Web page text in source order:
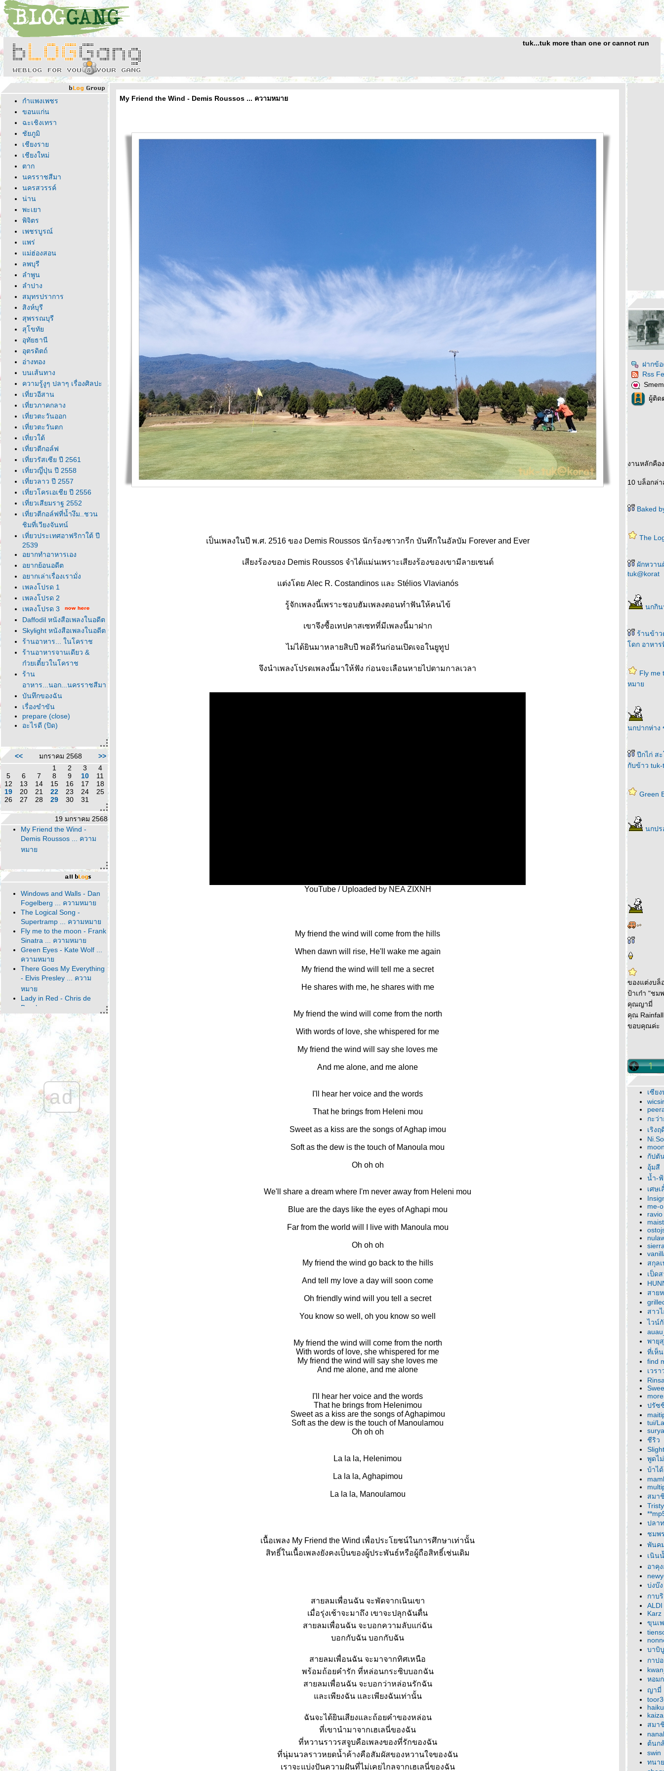
tuk...tuk more than one or cannot run
กำแพงเพชร
ขอนแก่น
ฉะเชิงเทรา
ชัยภูมิ
เชียงรา
เชียงใหม่
ตาก
นครราชสีมา
นครสวรรค์
น่าน
พะเยา
พิจิตร
เพชรบูรณ์
พร่
ม่ฮ่องสอน
ลพบุรี
ลำพูน
ลำปาง
สมุทรปราการ
สิงห์บุรี
สุพรรณบุรี
สุโขทั
อุทัยธานี
อุตรดิตถ์
อ่างทอง
บนเส้นทาง
ความรู้งูๆ ปลาๆ เรื่องศิลปะ
เที่ยวอีสาน
เที่ยวภาคกลาง
เที่ยวตะวันออก
เที่ยวตะวันตก
เที่ยวใต้
เที่ยวตีกอล์ฟ
เที่ยวรัสเซีย ปี 2561
เที่ยวญึ่ปุ่น ปี 2558
เที่ยวลาว ปี 2557
เที่ยวโครเอเชีย ปี 2556
เที่ยวเสียมราฐ 2552
เที่ยวตีกอล์ฟที่น้ำงึม..ชวน
ชิมที่เวียงจันทน์
เที่ยวประเทศอาฟริกาใต้ ปี
2539
อยากทำอาหารเอง
อยากย้อนอดีต
อยากเล่าเรื่องเรามั่ง
เพลงโปรด 1
เพลงโปรด 2
เพลงโปรด 3
Daffodil หนังสือเพลงในอดีต
Skylight หนังสือเพลงในอดีต
ร้านอาหาร... ในโคราช
ร้านอาหารจานเดียว &
ก๋วยเตี๋ยวในโคราช
ร้าน
อาหาร...นอก...นครราชสีมา
บันทึกของฉัน
เรื่องขำขัน
prepare (close)
อะไรดี (ปิด)
<< มกราคม 2568
>>
1
2 3
4
5
6 7 8 9 10
11
12
13 14 15 16 17
18
19
20 21 22 23 24
25
26
27 28 29 30 31
19 มกราคม 2568
My Friend the Wind -
Demis Roussos ... ความ
หมา
Windows and Walls - Dan
Fogelberg ... ความหมา
The Logical Song -
Supertramp ... ความหมา
Fly me to the moon - Frank
Sinatra ... ความหมา
Green Eyes - Kate Wolf ...
ความหมา
There Goes My Everything
- Elvis Presley ... ความ
หมา
Lady in Red - Chris de
Burgh ... ความหมา
World - Bee Gees ... ความ
หมา
Thank You For Loving Me -
Bon Jovi ... ความหมา
I Am... I Said - Neil
Diamond ... ความหมา
Hold Your Head Up High -
Darlingside ... ความหมา
The Way It Is - Bruce
Hornsby ... ความหมา
Gotta Travel On - Billy
Grammer ... ความหมา
I'll See You Again - Westlife
... ความหมา
Ah Robin, Gentle Robin -
เพลงอังกฤษโบราณในยุค
เรเนสซอง ... ความหมา
Right Down the Line -
Gerry Rafferty ...ความหมา
The Green Leaves Of
Summer - The Brothers
Four ... ความหมา
Foolish Heart - Steve Perry
... ความหมา
How Do You Do? - Mouth &
MacNeal ... ความหมา
Mother Like Mine - The
Band Perry ... ความหมา
Goodbye Girl - David Gates
... ความหมา
Woman in Love - The
Three Degrees ... ความ
หมา
When Will I See You Again -
The Three Degrees... ความ
If I Ever See You Again -
Anne Murray ... ความหมา
Somebodys Always Saying
Goodbye - Ann Murray ...
ความหมา
Donna Donna - Joan Baez
... ความหมา
Most of All - B.J. thomus ...
ความหมา
Carry Me , Ohio - Sun Kil
Moon ... ความหมา
Sister Cry - The Jayhawks
... ความหมา
The Impossible Dream
(The Quest) - Josh Groban
... ความหมา
Always - Bon Jovi ... ความ
หมา
Raindrops Keep Fallng On
My Head - B. J. Thomas ...
ความหมา
Never Say Goodbye Again -
Demis Roussos ... ความ
หมา
My Friend the Wind -
Demis Roussos ... ความ
หมา
I Only Want to Be with You -
The Bay City Rollers ...
ความหมา
My Personal Revenge -
Jackson Browne ... ความ
หมา
Merry Christmas - Ed
Sheeran & Elton John
...ตะพาบหลักกิโลเมตรที่ 367
คำอวยพร"
Old Turkey Buzzard - José
Feliciano ... ความหมา
The Guitar Man - Bread ...
ตะพาบหลักกิโลเมตรที่ 366
"อาชีพในฝัน"
You’re Still The One -
Shania Twain ... ความหมา
ad
My Friend the Wind - Demis Roussos ... ความหมา
เป็นเพลงในปี พ.ศ. 2516 ของ Demis Roussos นักร้องชาวกรีก บันทึกในอัลบัม Forever and Ever
เสียงร้องของ Demis Roussos จำได้แม่นเพราะเสียงร้องของเขามีลายเซนต์
ต่งโดย Alec R. Costandinos และ Stélios Vlavianós
รู้จักเพลงนี้เพราะชอบฮัมเพลงตอนทำฟันให้คนไข้
เขาจึงซื้อเทปคาสเซทที่มีเพลงนี้มาฝาก
ไม่ได้ยินมาหลายสิบปี พอดีวันก่อนเปิดเจอในยูทูป
จึงนำเพลงโปรดเพลงนี้มาให้ฟัง ก่อนจะเลือนหายไปตามกาลเวลา
YouTube / Uploaded by NEA ZIXNH
My friend the wind will come from the hills
When dawn will rise, He'll wake me again
My friend the wind will tell me a secret
He shares with me, he shares with me
My friend the wind will come from the north
With words of love, she whispered for me
My friend the wind will say she loves me
And me alone, and me alone
I'll hear her voice and the words
That he brings from Heleni mou
Sweet as a kiss are the songs of Aghap imou
Soft as the dew is the touch of Manoula mou
Oh oh oh
We'll share a dream where I'm never away from Heleni mou
Blue are the days like the eyes of Aghapi mou
Far from the world will I live with Manoula mou
Oh oh oh
My friend the wind go back to the hills
And tell my love a day will soon come
Oh friendly wind will you tell a secret
You know so well, oh you know so well
My friend the wind will come from the north
With words of love, she whispered for me
My friend the wind will say she loves me
And me alone, and me alone
I'll hear her voice and the words
That he brings from Helenimou
Sweet as a kiss are the songs of Aghapimou
Soft as the dew is the touch of Manoulamou
Oh oh oh
La la la, Helenimou
La la la, Aghapimou
La la la, Manoulamou
เนื้อเพลง My Friend the Wind เพื่อประโยชน์ในการศึกษาเท่านั้น
สิทธิ์ในเนื้อเพลงยังคงเป็นของผู้ประพันธ์หรือผู้ถือสิทธิ์เช่นเดิม
สายลมเพื่อนฉัน จะพัดจากเนินเขา
เมื่อรุ่งเช้าจะมาถึง เขาจะปลุกฉันตื่น
สายลมเพื่อนฉัน จะบอกความลับแก่ฉัน
บอกกับฉัน บอกกับฉัน
สายลมเพื่อนฉัน จะมาจากทิศเหนือ
พร้อมถ้อยคำรัก ที่หล่อนกระซิบบอกฉัน
สายลมเพื่อนฉัน จะบอกว่าหล่อนรักฉัน
ละเพียงฉัน และเพียงฉันเท่านั้น
ฉันจะได้ยินเสียงและถ้อยคำของหล่อน
ที่เขานำมาจากเฮเลนี่ของฉัน
ที่หวานราวรสจูบคือเพลงของที่รักของฉัน
ที่นุ่มนวลราวหยดน้ำค้างคือสัมผัสของหวานใจของฉัน
เราจะแบ่งปันความฝันที่ไม่เคยไกลจากเฮเลนี่ของฉัน
ฝากข้
Rss
ผู้ติด
งานหลักคือ
10 บล็อกล่
Baked
The
ผักหวา
tuk@korat
นกกิน
ร้านข้าว
ดก อาหาร
Fly me
หมา
นกปากห่าง
ปีกไก่ ส
กับข้าว tuk-
Green
นกป
ของแต่งบล็
ป้าเก๋า "ชม
คุณญามี่
คุณ Rainfall
ขอบคุณค่ะ
เซีย
wicsir
กะว่
เริง
กัปตั
อุ้มสี
น้ำ-ฟ้
เศษเ
me-o
ravio
สกุล
เป็ด
สาย
สาว
ไวน์
พายุ
ที่เห็
find
เวร
ปรัซ
tui/
ชีริว
พูดไ
บ้าไ
สมา
Tristy
ปลา
ชมพ
พันค
เนิน
อาคุ
บ่งบ๊ง
กาบ
ALDI
Karz
ขุนเ
บาบิ
กาป
หอม
ญามี่
haiku
สมา
ต้นก
swin
ทนา